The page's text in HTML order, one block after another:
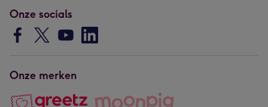
Onze socials
Onze merken